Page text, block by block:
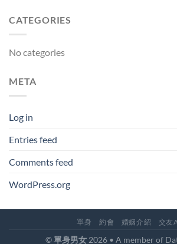
CATEGORIES
No categories
META
Log in
Entries feed
Comments feed
WordPress.org
單身 約會 婚姻介紹 交友
©單身男女2026 • A member of